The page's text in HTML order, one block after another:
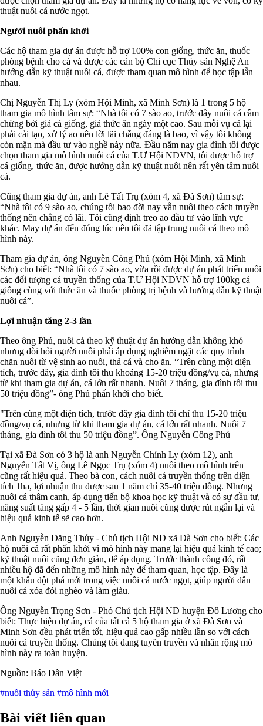
thuật nuôi cá nước ngọt.
Người nuôi phấn khởi
Các hộ tham gia dự án được hỗ trợ 100% con giống, thức ăn, thuốc
phòng bệnh cho cá và được các cán bộ Chi cục Thủy sản Nghệ An
hướng dẫn kỹ thuật nuôi cá, được tham quan mô hình để học tập lẫn
nhau.
Chị Nguyễn Thị Ly (xóm Hội Minh, xã Minh Sơn) là 1 trong 5 hộ
tham gia mô hình tâm sự: “Nhà tôi có 7 sào ao, trước đây nuôi cá cầm
chừng bởi giá cá giống, giá thức ăn ngày một cao. Sau mỗi vụ cá lại
phải cải tạo, xử lý ao nên lời lãi chẳng đáng là bao, vì vậy tôi không
còn mặn mà đầu tư vào nghề này nữa. Đầu năm nay gia đình tôi được
chọn tham gia mô hình nuôi cá của T.Ư Hội NDVN, tôi được hỗ trợ
cá giống, thức ăn, được hướng dẫn kỹ thuật nuôi nên rất yên tâm nuôi
cá.
Cũng tham gia dự án, anh Lê Tất Trụ (xóm 4, xã Đà Sơn) tâm sự:
“Nhà tôi có 9 sào ao, chúng tôi bao đời nay vẫn nuôi theo cách truyền
thống nên chẳng có lãi. Tôi cũng định treo ao đầu tư vào lĩnh vực
khác. May dự án đến đúng lúc nên tôi đã tập trung nuôi cá theo mô
hình này.
Tham gia dự án, ông Nguyễn Công Phú (xóm Hội Minh, xã Minh
Sơn) cho biết: “Nhà tôi có 7 sào ao, vừa rồi được dự án phát triển nuôi
các đối tượng cá truyền thống của T.Ư Hội NDVN hỗ trợ 100kg cá
giống cùng với thức ăn và thuốc phòng trị bệnh và hướng dẫn kỹ thuật
nuôi cá”.
Lợi nhuận tăng 2-3 lần
Theo ông Phú, nuôi cá theo kỹ thuật dự án hướng dẫn không khó
nhưng đòi hỏi người nuôi phải áp dụng nghiêm ngặt các quy trình
chăn nuôi từ vệ sinh ao nuôi, thả cá và cho ăn. “Trên cùng một diện
tích, trước đây, gia đình tôi thu khoảng 15-20 triệu đồng/vụ cá, nhưng
từ khi tham gia dự án, cá lớn rất nhanh. Nuôi 7 tháng, gia đình tôi thu
50 triệu đồng”- ông Phú phấn khởi cho biết.
"Trên cùng một diện tích, trước đây gia đình tôi chỉ thu 15-20 triệu
đồng/vụ cá, nhưng từ khi tham gia dự án, cá lớn rất nhanh. Nuôi 7
tháng, gia đình tôi thu 50 triệu đồng”. Ông Nguyễn Công Phú
Tại xã Đà Sơn có 3 hộ là anh Nguyễn Chính Ly (xóm 12), anh
Nguyễn Tất Vị, ông Lê Ngọc Trụ (xóm 4) nuôi theo mô hình trên
cũng rất hiệu quả. Theo bà con, cách nuôi cá truyền thống trên diện
tích 1ha, lợi nhuận thu được sau 1 năm chỉ 35-40 triệu đồng. Nhưng
nuôi cá thâm canh, áp dụng tiến bộ khoa học kỹ thuật và có sự đầu tư,
năng suất tăng gấp 4 - 5 lần, thời gian nuôi cũng được rút ngắn lại và
hiệu quả kinh tế sẽ cao hơn.
Anh Nguyễn Đăng Thủy - Chủ tịch Hội ND xã Đà Sơn cho biết: Các
hộ nuôi cá rất phấn khởi vì mô hình này mang lại hiệu quả kinh tế cao;
kỹ thuật nuôi cũng đơn giản, dễ áp dụng. Trước thành công đó, rất
nhiều hộ đã đến những mô hình này để tham quan, học tập. Đây là
một khâu đột phá mới trong việc nuôi cá nước ngọt, giúp người dân
nuôi cá xóa đói nghèo và làm giàu.
Ông Nguyễn Trọng Sơn - Phó Chủ tịch Hội ND huyện Đô Lương cho
biết: Thực hiện dự án, cá của tất cả 5 hộ tham gia ở xã Đà Sơn và
Minh Sơn đều phát triển tốt, hiệu quả cao gấp nhiều lần so với cách
nuôi cá truyền thống. Chúng tôi đang tuyên truyền và nhân rộng mô
hình này ra toàn huyện.
Nguồn: Báo Dân Việt
#nuôi thủy sản #mô hình mới
Bài viết liên quan